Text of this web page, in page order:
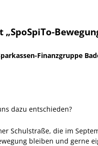
Finanzgruppe
dazu entschieden?
Schulstraße, die im
bleiben und gerne